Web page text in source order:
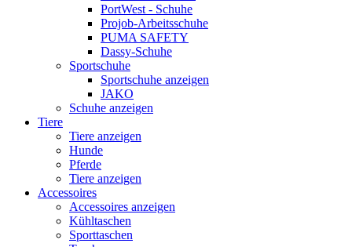
PortWest - Schuhe
Projob-Arbeitsschuhe
PUMA SAFETY
Dassy-Schuhe
Sportschuhe
Sportschuhe anzeigen
JAKO
Schuhe anzeigen
Tiere
Tiere anzeigen
Hunde
Pferde
Tiere anzeigen
Accessoires
Accessoires anzeigen
Kühltaschen
Sporttaschen